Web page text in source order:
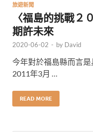
旅遊新聞
〈福島的挑戰２
期許未來
2020-06-02 - by David
今年對於福島縣而言
2011年3月 …
READ MORE